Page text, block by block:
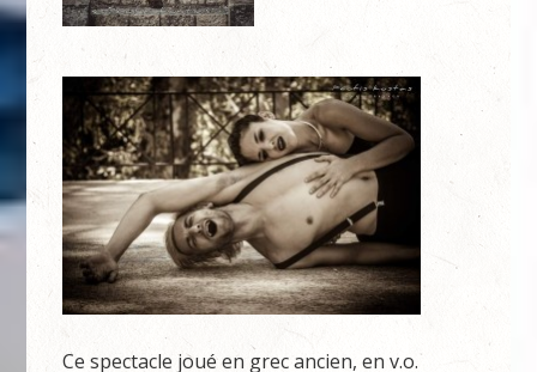
Ce spectacle joué en grec ancien, en v.o.